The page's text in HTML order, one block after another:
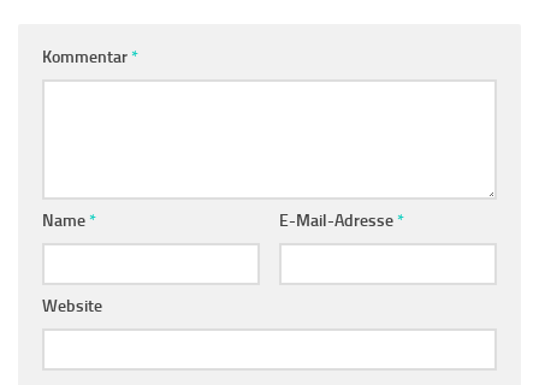
Kommentar*
Name* E-Mail-Adresse*
Website